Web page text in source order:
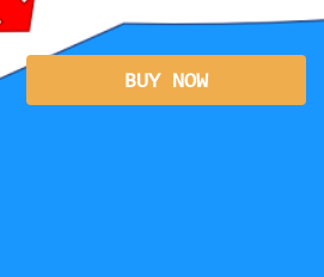
BUY NOW